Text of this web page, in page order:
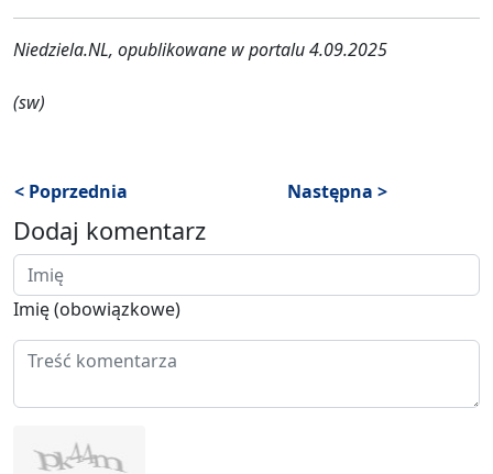
Niedziela.NL, opublikowane w portalu 4.09.2025
(sw)
< Poprzednia Następna >
Dodaj komentarz
Imię (obowiązkowe)